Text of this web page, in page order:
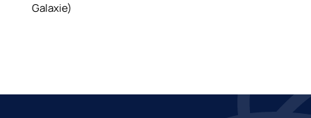
Galaxie)